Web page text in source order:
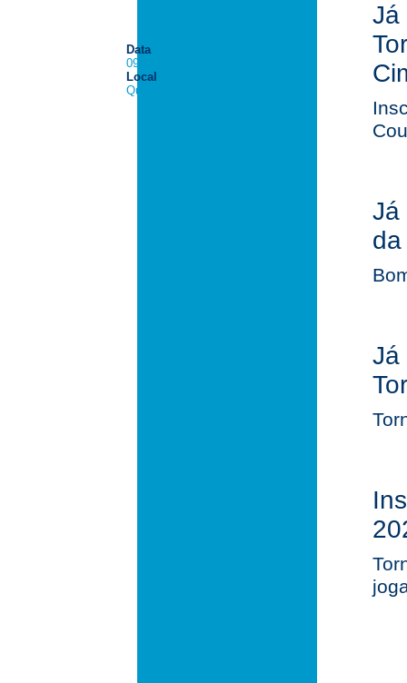
Data
09 de Agosto 2026
Local
Quinta do Vale
Já
Já
Já